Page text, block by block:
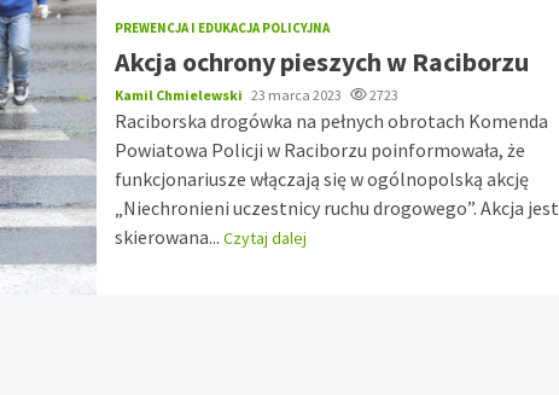
PREWENCJA I EDUKACJA POLICYJNA
Akcja ochrony pieszych w Raciborzu
Kamil Chmielewski 23 marca 2023 2723
Raciborska drogówka na pełnych obrotach Komenda
Powiatowa Policji w Raciborzu poinformowała, że
funkcjonariusze włączają się w ogólnopolską akcję
„Niechronieni uczestnicy ruchu drogowego”. Akcja jest
skierowana... Czytaj dalej